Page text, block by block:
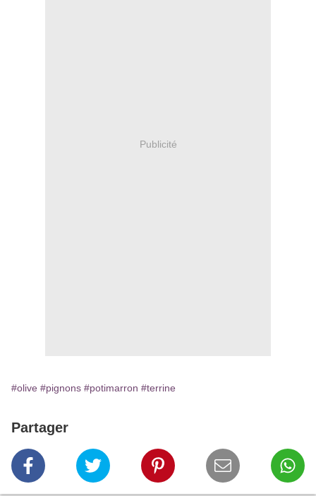
Publicité
#olive #pignons #potimarron #terrine
Partager